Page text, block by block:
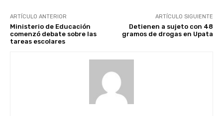
ARTÍCULO ANTERIOR
Ministerio de Educación
comenzó debate sobre las
tareas escolares
ARTÍCULO SIGUIENTE
Detienen a sujeto con 48
gramos de drogas en Upata